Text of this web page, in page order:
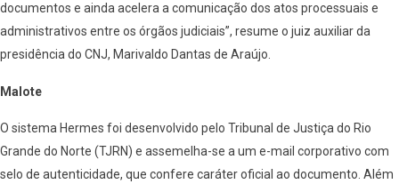
documentos e ainda acelera a comunicação dos atos processuais e
administrativos entre os órgãos judiciais”, resume o juiz auxiliar da
presidência do CNJ, Marivaldo Dantas de Araújo.
Malote
O sistema Hermes foi desenvolvido pelo Tribunal de Justiça do Rio
Grande do Norte (TJRN) e assemelha-se a um e-mail corporativo com
selo de autenticidade, que confere caráter oficial ao documento. Além